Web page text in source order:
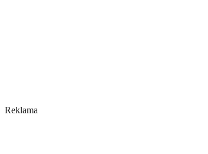
Reklama